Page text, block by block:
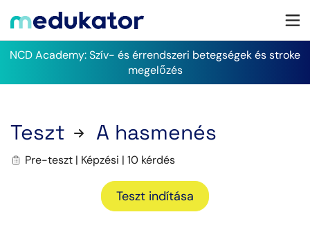
NCD Academy: Szív- és érrendszeri betegségek és stroke
megelőzés
Teszt A hasmenés
Pre-teszt | Képzési | 10 kérdés
Teszt indítása